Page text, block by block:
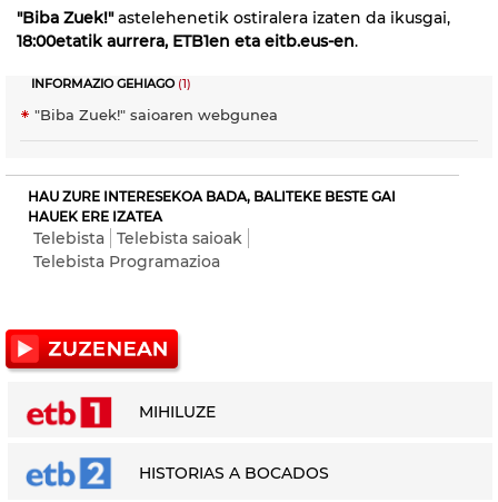
"Biba Zuek!"astelehenetik ostiralera izaten da ikusgai,
18:00etatik aurrera, ETB1en eta eitb.eus-en.
INFORMAZIO GEHIAGO(1)
"Biba Zuek!" saioaren webgunea
HAU ZURE INTERESEKOA BADA, BALITEKE BESTE GAI
HAUEK ERE IZATEA
Telebista
Telebista saioak
Telebista Programazioa
MIHILUZE
HISTORIAS A BOCADOS